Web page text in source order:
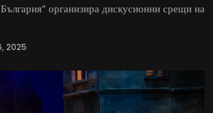
организира дискусионни срещи на
2025